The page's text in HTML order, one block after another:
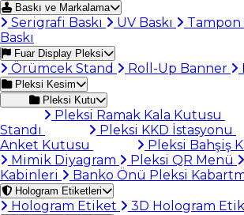
Baskı ve Markalama
Serigrafi Baskı UV Baskı Tampon
Baskı
Fuar Display Pleksi
Örümcek Stand Roll-Up Banner
Pleksi Kesim
Pleksi Kutu
Pleksi Ramak Kala Kutusu
Standı
Pleksi KKD İstasyonu
Anket Kutusu
Pleksi Bahşiş
Mimik Diyagram
Pleksi QR Menü
Kabinleri
Banko Önü Pleksi
Hologram Etiketleri
Hologram Etiket 3D Hologram